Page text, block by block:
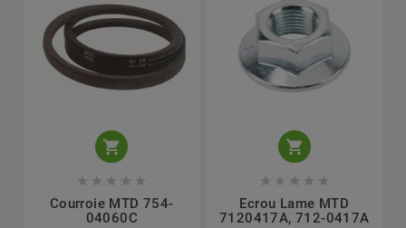

    
Courroie MTD 754-
04060C

    
Ecrou Lame MTD
7120417A, 712-0417A